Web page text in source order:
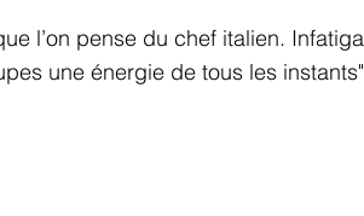
l’on pense du chef italien.
une énergie de tous les instants"